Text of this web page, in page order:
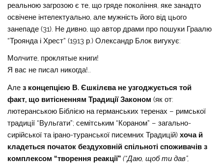
реальною загрозою є те, що гряде покоління, яке занадто
освічене інтелектуально, але мужність його від цього
занепаде (31). Не дивно, що автор драми про пошуки Граалю
“Троянда і Хрест” (1913 р.) Олександр Блок вигукує:
Молчите, проклятые книги!
Я вас не писал никогда!..
Алез концепцією В. Єшкілєва не узгоджується той
факт, що витісненням Традиції Законом(як от:
лютеранською Біблією на германських теренах – римської
традиції “Вульгати”; семітським “Кораном” – загально-
сирійської та ірано-туранської писемних Традицій)хоча й
кладеться початок бездуховній спільноті споживачів з
комплексом “творення реакції”(“Даю, щоб ти дав”,